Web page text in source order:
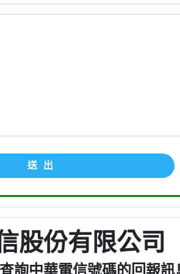
送出
股份有限公司
詢中華電信號碼的回報訊